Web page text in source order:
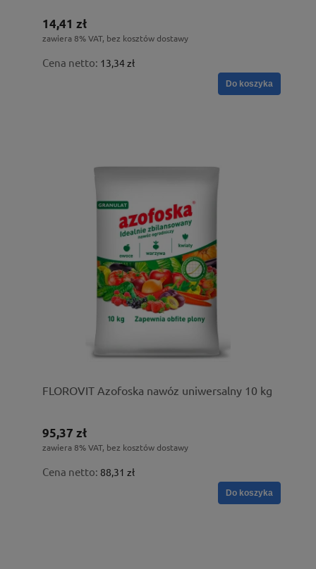
14,41 zł
zawiera 8% VAT, bez kosztów dostawy
Cena netto: 13,34 zł
Do koszyka
FLOROVIT Azofoska nawóz uniwersalny 10 kg
95,37 zł
zawiera 8% VAT, bez kosztów dostawy
Cena netto: 88,31 zł
Do koszyka